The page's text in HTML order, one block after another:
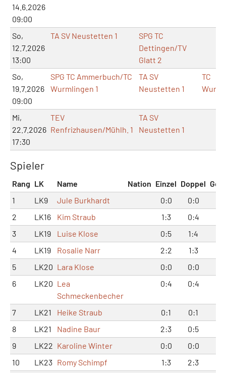
14.6.2026
09:00
So,
12.7.2026
13:00
TA SV Neustetten 1
SPG TC
Dettingen/TV
Glatt 2
So,
19.7.2026
09:00
SPG TC Ammerbuch/TC
Wurmlingen 1
TA SV
Neustetten 1
TC
Mi,
22.7.2026
17:30
TEV
Renfrizhausen/Mühlh. 1
TA SV
Neustetten 1
Spieler
Rang LK Name Nation Einzel Doppel
1
LK9 Jule Burkhardt 0:0 0:0
2
LK16 Kim Straub 1:3 0:4
3
LK19 Luise Klose 0:5 1:4
4
LK19 Rosalie Narr 2:2 1:3
5
LK20 Lara Klose 0:0 0:0
6
LK20 Lea
Schmeckenbecher
0:4 0:4
7 LK21 Heike Straub 0:1 0:1
8
LK21 Nadine Baur 2:3 0:5
9
LK22 Karoline Winter 0:0 0:0
10
LK23 Romy Schimpf 1:3 2:3